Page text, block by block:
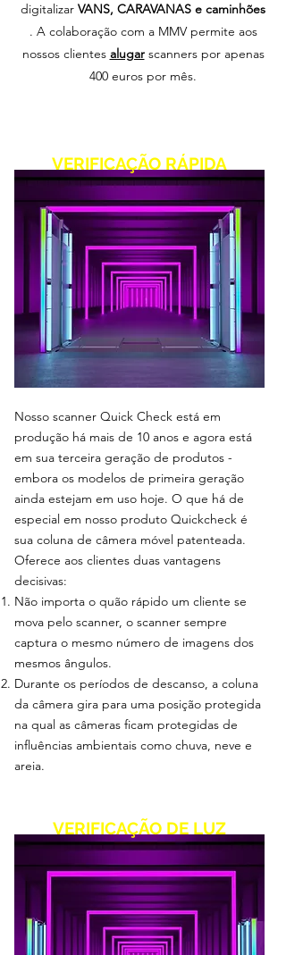
digitalizar VANS, CARAVANAS e caminhões
. A colaboração com a MMV permite aos
nossos clientes alugarscanners por apenas
400 euros por mês.
Nosso scanner Quick Check está em
produção há mais de 10 anos e agora está
em sua terceira geração de produtos -
embora os modelos de primeira geração
ainda estejam em uso hoje. O que há de
especial em nosso produto Quickcheck é
sua coluna de câmera móvel patenteada.
Oferece aos clientes duas vantagens
decisivas:
Não importa o quão rápido um cliente se
mova pelo scanner, o scanner sempre
captura o mesmo número de imagens dos
mesmos ângulos.
Durante os períodos de descanso, a coluna
da câmera gira para uma posição protegida
na qual as câmeras ficam protegidas de
influências ambientais como chuva, neve e
areia.
VERIFICAÇÃO RÁPIDA
VERIFICAÇÃO DE LUZ